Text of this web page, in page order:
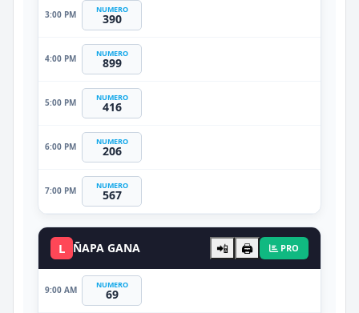
3:00 PM NUMERO
390
4:00 PM NUMERO
899
5:00 PM NUMERO
416
6:00 PM NUMERO
206
7:00 PM NUMERO
567
L ÑAPA GANA 📲 🖨️ PRO
9:00 AM NUMERO
69